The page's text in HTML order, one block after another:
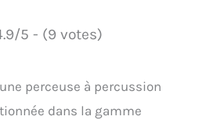
5 - (9 votes)
perceuse à percussion
dans la gamme